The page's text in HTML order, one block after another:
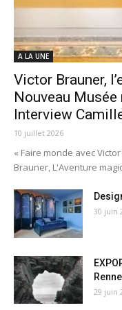
A LA UNE
Victor Brauner,
Nouveau
Interview
10 juillet 2026
« Faire monde avec
Brauner, L'Aventure
30 juin
29 juin